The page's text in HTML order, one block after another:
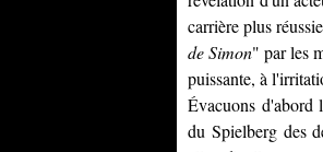
carrière plus
de Simon" par les
puissante, à
Évacuons
duSpielberg des